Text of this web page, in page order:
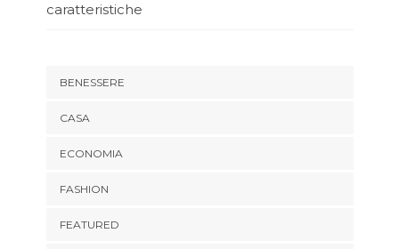
caratteristiche
BENESSERE
CASA
ECONOMIA
FASHION
FEATURED